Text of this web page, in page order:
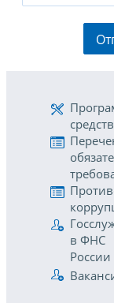
в ФНС
России